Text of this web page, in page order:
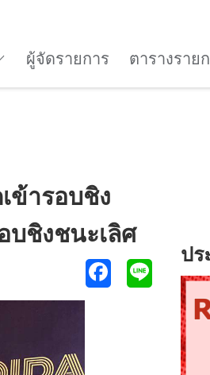
ผู้จัดรายการ ตารางราย
ข้ารอบชิง
บชิงชนะเลิศ
ปร